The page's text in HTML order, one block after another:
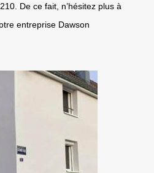
De ce fait, n’hésitez plus à
entreprise Dawson